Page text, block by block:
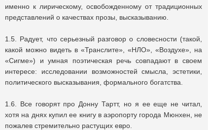
именно к лирическому, освобожденному от традиционных
представлений о качествах прозы, высказыванию.
1.5. Радует, что серьезный разговор о словесности (такой,
какой можно видеть в «Транслите», «НЛО», «Воздухе», на
«Сигме») и умная поэтическая речь совпадают в своем
интересе: исследовании возможностей смысла, эстетики,
политического высказывания, формального богатства.
1.6. Все говорят про Донну Тартт, но я ее еще не читал,
хотя на днях купил ее книгу в аэропорту города Мюнхен, не
пожалев стремительно растущих евро.